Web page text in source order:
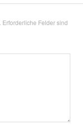
Erforderliche Felder sind